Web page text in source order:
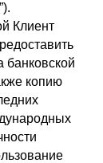
Клиент
банковской
копию